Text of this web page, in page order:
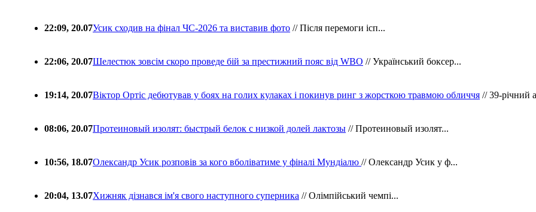
22:09, 20.07Усик сходив на фінал ЧС-2026 та виставив фото // Після перемоги ісп...
22:06, 20.07Шелестюк зовсім скоро проведе бій за престижний пояс від WBO // Український боксер...
19:14, 20.07Віктор Ортіс дебютував у боях на голих кулаках і покинув ринг з жорсткою травмою обличчя // 39-річний
08:06, 20.07Протеиновый изолят: быстрый белок с низкой долей лактозы // Протеиновый изолят...
10:56, 18.07Олександр Усик розповів за кого вболіватиме у фіналі Мундіалю // Олександр Усик у ф...
20:04, 13.07Хижняк дізнався ім'я свого наступного суперника // Олімпійський чемпі...